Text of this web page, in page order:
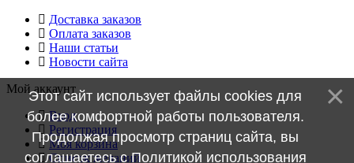
Доставка заказов
Оплата заказов
Наши статьи
Новости сайта
Мой аккаунт
Вход
Регистрация
Моя корзина
Cписок желаний
Этот сайт использует файлы cookies для
более комфортной работы пользователя.
Продолжая просмотр страниц сайта, вы
соглашаетесь сПолитикой использования